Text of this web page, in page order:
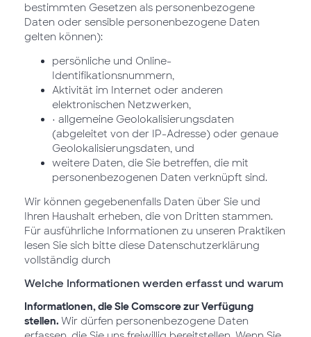
bestimmten Gesetzen als personenbezogene
Daten oder sensible personenbezogene Daten
gelten können):
persönliche und Online-
Identifikationsnummern,
Aktivität im Internet oder anderen
elektronischen Netzwerken,
• allgemeine Geolokalisierungsdaten
(abgeleitet von der IP-Adresse) oder genaue
Geolokalisierungsdaten, und
weitere Daten, die Sie betreffen, die mit
personenbezogenen Daten verknüpft sind.
Wir können gegebenenfalls Daten über Sie und
Ihren Haushalt erheben, die von Dritten stammen.
Für ausführliche Informationen zu unseren Praktiken
lesen Sie sich bitte diese Datenschutzerklärung
vollständig durch
Welche Informationen werden erfasst und warum
Informationen, die Sie Comscore zur Verfügung
stellen. Wir dürfen personenbezogene Daten